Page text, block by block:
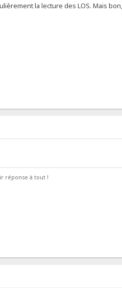
la lecture des LOS. Mais
réponse à tout !